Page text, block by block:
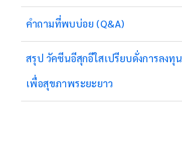
คำถามที่พบบ่อย (Q&A)
สรุป วัคซีนอีสุกอีใสเปรียบดั่งการลงทุน
เพื่อสุขภาพระยะยาว